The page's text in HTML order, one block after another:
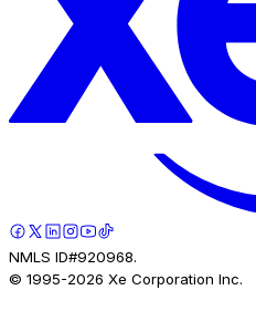
NMLS ID#920968.
© 1995-2026 Xe Corporation Inc.